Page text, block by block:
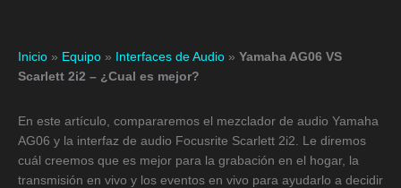
Inicio » Equipo » Interfaces de Audio » Yamaha AG06 VS
Scarlett 2i2 – ¿Cual es mejor?
En este artículo, compararemos el mezclador de audio Yamaha
AG06 y la interfaz de audio Focusrite Scarlett 2i2. Le diremos
cuál creemos que es mejor para la grabación en el hogar, la
transmisión en vivo y los eventos en vivo para ayudarlo a decidir